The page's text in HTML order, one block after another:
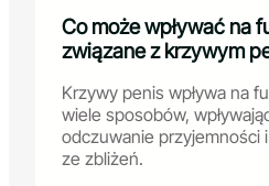
Co może wpływać na
związane z krzywym
Krzywy penis wpływa na
wiele sposobów,
odczuwanie przyjemności
ze zbliżeń.